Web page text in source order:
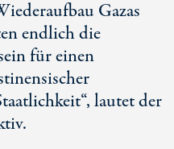
Gazas
endlich die
für einen
lautet der